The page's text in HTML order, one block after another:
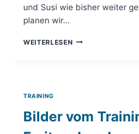
und Susi wie bisher weiter
planen wir…
WEITERLESEN TRAININGS-
TRAINING
Bilder vom